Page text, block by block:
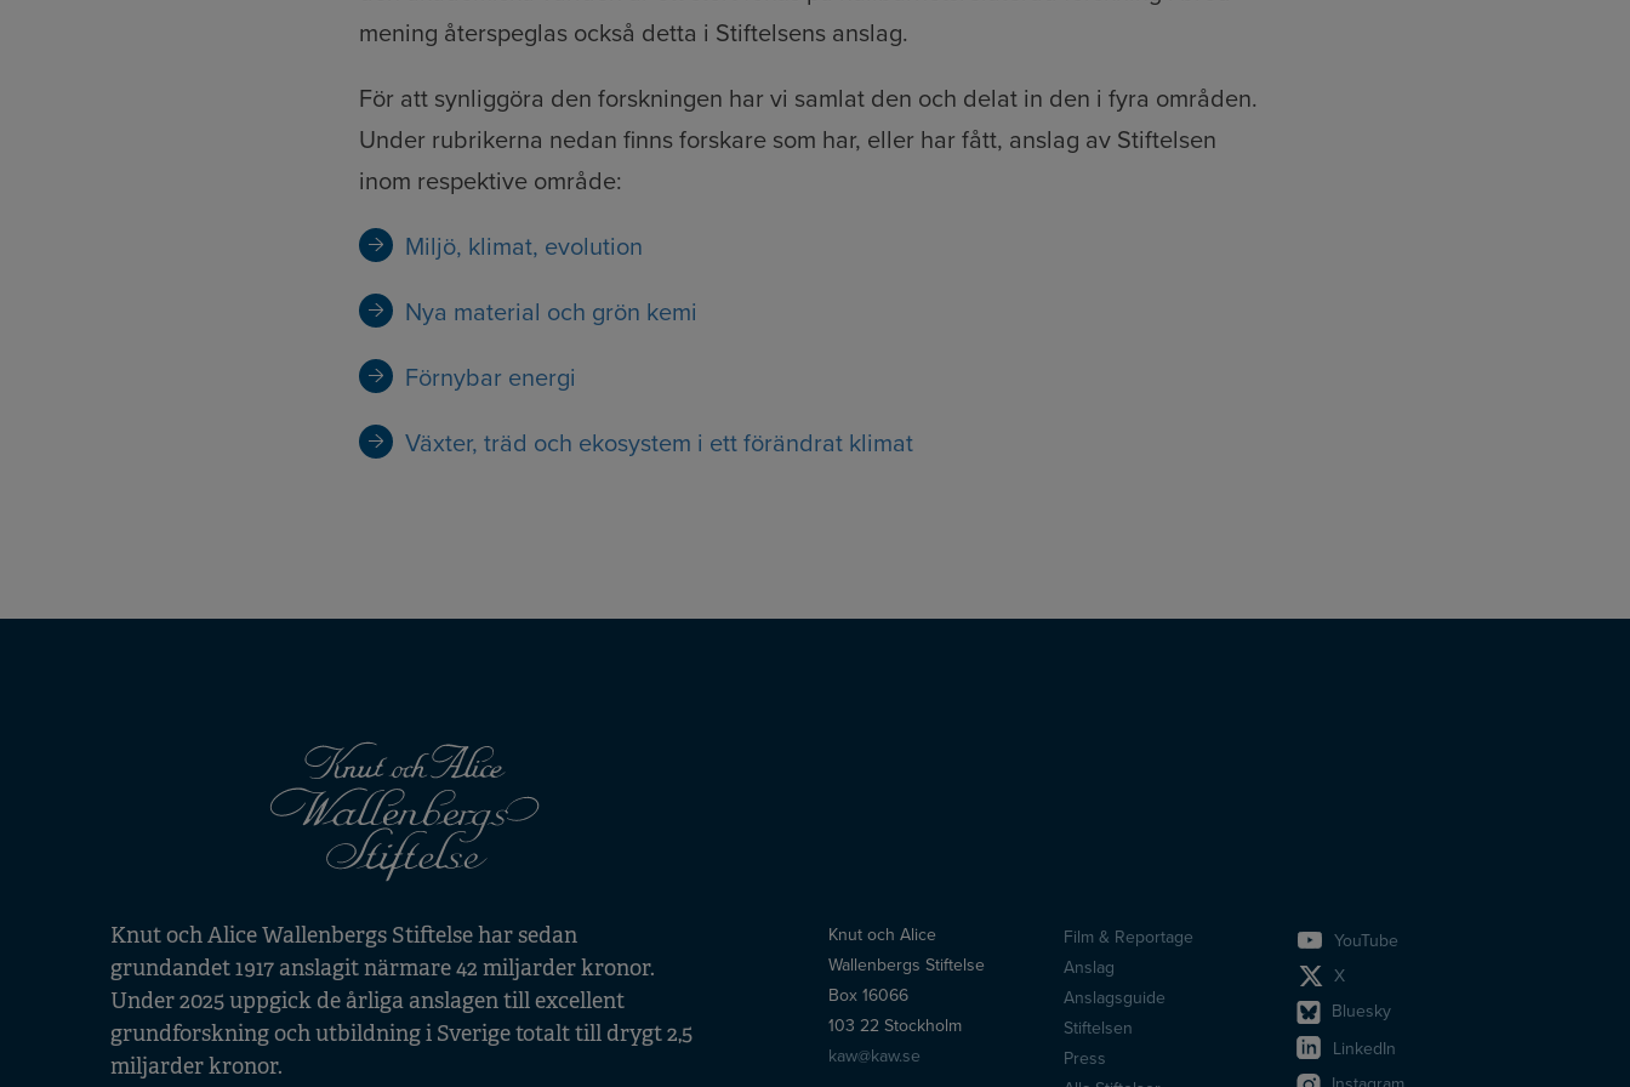
mening återspeglas också detta i Stiftelsens anslag.
För att synliggöra den forskningen har vi samlat den och delat in den i fyra områden.
Under rubrikerna nedan finns forskare som har, eller har fått, anslag av Stiftelsen
inom respektive område:
Miljö, klimat, evolution
Nya material och grön kemi
Förnybar energi
Växter, träd och ekosystem i ett förändrat klimat
Knut och Alice Wallenbergs Stiftelse har sedan
grundandet 1917 anslagit närmare 42 miljarder kronor.
Under 2025 uppgick de årliga anslagen till excellent
grundforskning och utbildning i Sverige totalt till drygt 2,5
miljarder kronor.
Knut och Alice
Wallenbergs Stiftelse
Box 16066
103 22 Stockholm
kaw@kaw.se
Sidfotsmeny
Film & Reportage
Anslag
Anslagsguide
Stiftelsen
Press
YouTube
X
Bluesky
LinkedIn